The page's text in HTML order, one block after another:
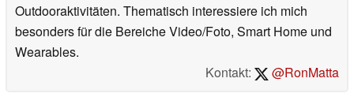
Outdooraktivitäten. Thematisch interessiere ich mich
besonders für die Bereiche Video/Foto, Smart Home und
Wearables.
Kontakt:
@RonMatta